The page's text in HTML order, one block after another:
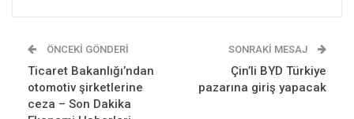
ÖNCEKI GÖNDERI
Ticaret Bakanlığı’ndan
otomotiv şirketlerine
ceza – Son Dakika
SONRAKI MESAJ
Çin’li BYD Türkiye
pazarına giriş yapacak